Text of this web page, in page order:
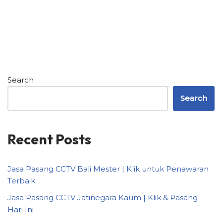
Search
Search
Recent Posts
Jasa Pasang CCTV Bali Mester | Klik untuk Penawaran
Terbaik
Jasa Pasang CCTV Jatinegara Kaum | Klik & Pasang
Hari Ini